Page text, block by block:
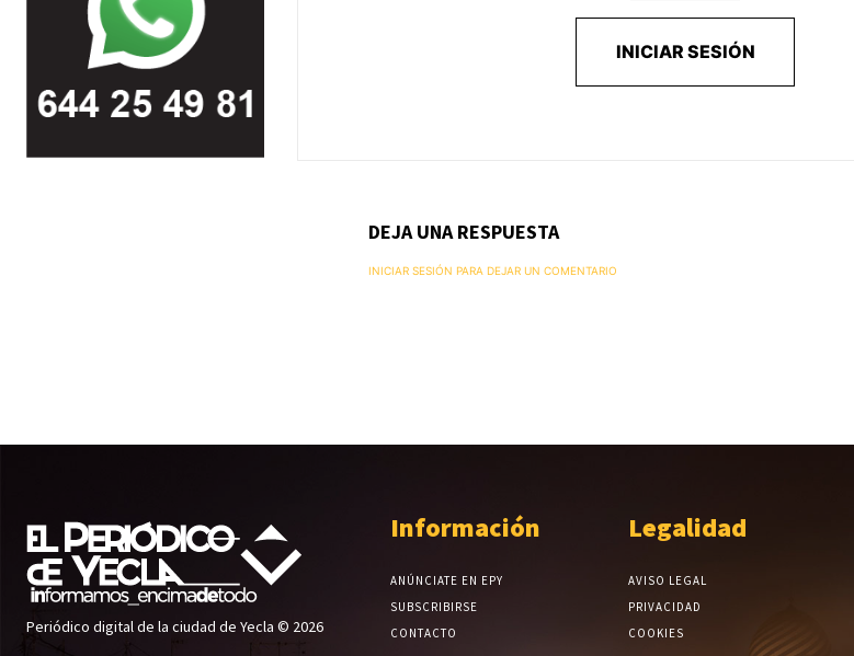
INICIAR SESIÓN
DEJA UNA RESPUESTA
INICIAR SESIÓN PARA DEJAR UN COMENTARIO
Periódico digital de la ciudad de Yecla © 2026
Información
ANÚNCIATE EN EPY
SUBSCRIBIRSE
CONTACTO
Legalidad
AVISO LEGAL
PRIVACIDAD
COOKIES